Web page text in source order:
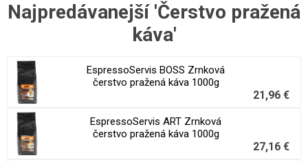
Najpredávanejší 'Čerstvo pražená
káva'
EspressoServis BOSS Zrnková
čerstvo pražená káva 1000g
21,96 €
EspressoServis ART Zrnková
čerstvo pražená káva 1000g
27,16 €